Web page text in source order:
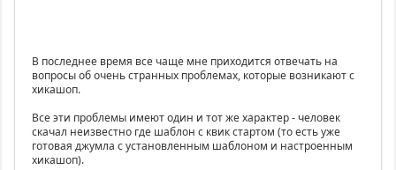
В последнее время все чаще мне приходится отвечать на
вопросы об очень странных проблемах, которые возникают с
хикашоп.
Все эти проблемы имеют один и тот же характер - человек
скачал неизвестно где шаблон с квик стартом (то есть уже
готовая джумла с установленным шаблоном и настроенным
хикашоп).